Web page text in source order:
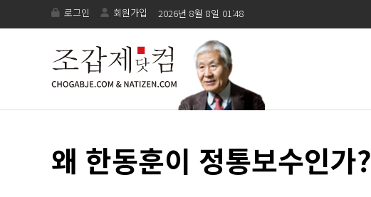
로그인 회원가입 2026년 8월 8일 01:48
왜 한동훈이 정통보수인가?